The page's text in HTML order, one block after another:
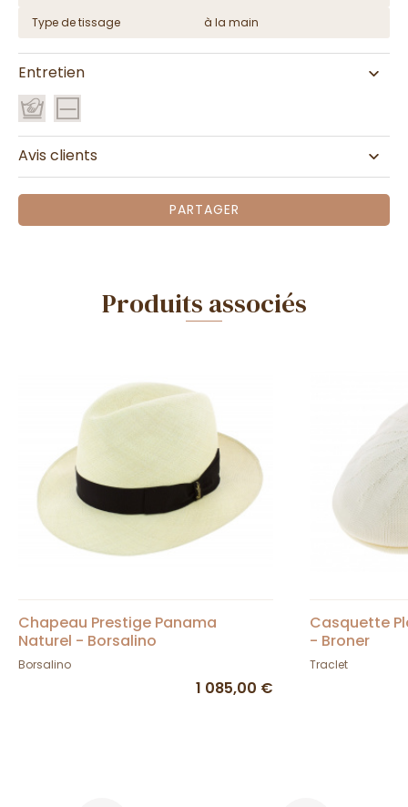
Type de tissage
à la main
Entretien
Avis clients
PARTAGER
Produits associés
Chapeau Prestige Panama
Naturel - Borsalino
Borsalino
1 085,00 €
Casquette
- Broner
Traclet